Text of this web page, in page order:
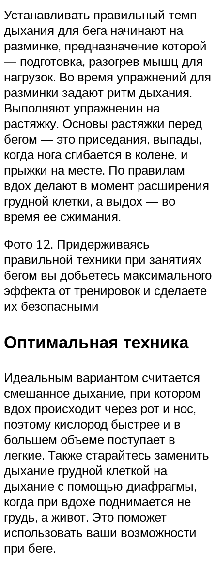
Устанавливать правильный темп
дыхания для бега начинают на
разминке, предназначение которой
— подготовка, разогрев мышц для
нагрузок. Во время упражнений для
разминки задают ритм дыхания.
Выполняют упражненин на
растяжку. Основы растяжки перед
бегом — это приседания, выпады,
когда нога сгибается в колене, и
прыжки на месте. По правилам
вдох делают в момент расширения
грудной клетки, а выдох — во
время ее сжимания.
Фото 12. Придерживаясь
правильной техники при занятиях
бегом вы добьетесь максимального
эффекта от тренировок и сделаете
их безопасными
Оптимальная техника
Идеальным вариантом считается
смешанное дыхание, при котором
вдох происходит через рот и нос,
поэтому кислород быстрее и в
большем объеме поступает в
легкие. Также старайтесь заменить
дыхание грудной клеткой на
дыхание с помощью диафрагмы,
когда при вдохе поднимается не
грудь, а живот. Это поможет
использовать ваши возможности
при беге.